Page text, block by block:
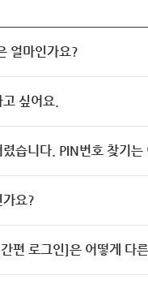
얼마인가요?
싶어요.
습니다. PIN번호 찾기는
가요?
편 로그인]은 어떻게 다